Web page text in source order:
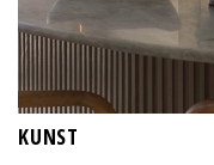
KUNST